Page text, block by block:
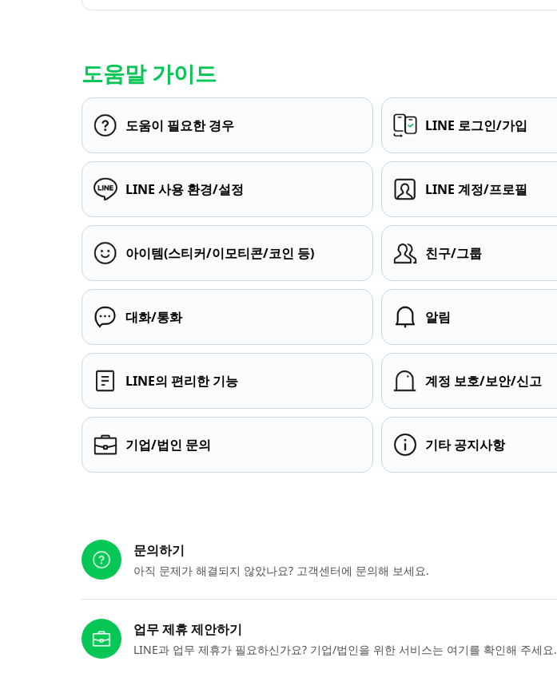
도움말 가이드
도움이 필요한 경우 LINE 로그인/가입
LINE 사용 환경/설정 LINE 계정/프로필
아이템(스티커/이모티콘/코인 등) 친구/그룹
대화/통화 알림
LINE의 편리한 기능 계정 보호/보안/신고
기업/법인 문의 기타 공지사항
문의하기
아직 문제가 해결되지 않았나요? 고객센터에 문의해 보세요.
업무 제휴 제안하기
LINE과 업무 제휴가 필요하신가요? 기업/법인을 위한 서비스는 여기를 확인해 주세요.